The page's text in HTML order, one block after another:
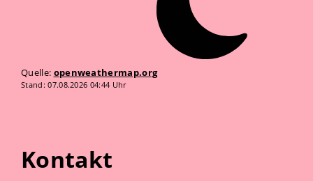
Quelle: openweathermap.org
Stand: 07.08.2026 04:44 Uhr
Kontakt